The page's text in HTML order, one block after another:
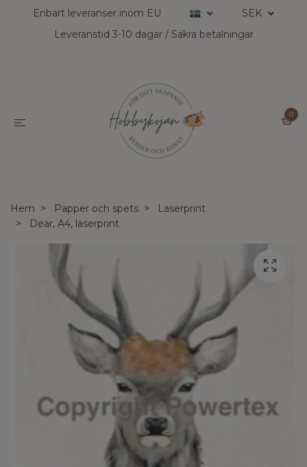
Enbart leveranser inom EU
SEK
Leveranstid 3-10 dagar / Säkra betalningar
0
Hem Papper och spets
Laserprint
Dear, A4, laserprint